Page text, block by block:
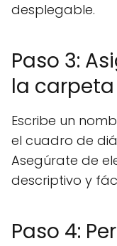
desplegable.
Paso 3:
la carpeta
Escribe un
el cuadro de
Asegúrate de
descriptivo y
Paso 4: